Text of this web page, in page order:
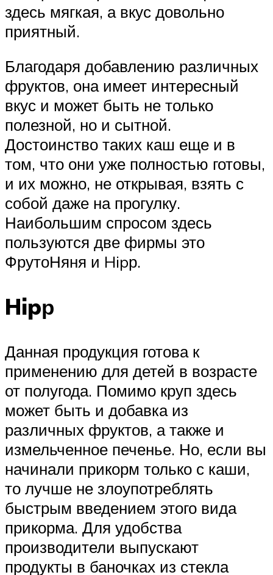
здесь мягкая, а вкус довольно
приятный.
Благодаря добавлению различных
фруктов, она имеет интересный
вкус и может быть не только
полезной, но и сытной.
Достоинство таких каш еще и в
том, что они уже полностью готовы,
и их можно, не открывая, взять с
собой даже на прогулку.
Наибольшим спросом здесь
пользуются две фирмы это
ФрутоНяня и Hipр.
Hipр
Данная продукция готова к
применению для детей в возрасте
от полугода. Помимо круп здесь
может быть и добавка из
различных фруктов, а также и
измельченное печенье. Но, если вы
начинали прикорм только с каши,
то лучше не злоупотреблять
быстрым введением этого вида
прикорма. Для удобства
производители выпускают
продукты в баночках из стекла